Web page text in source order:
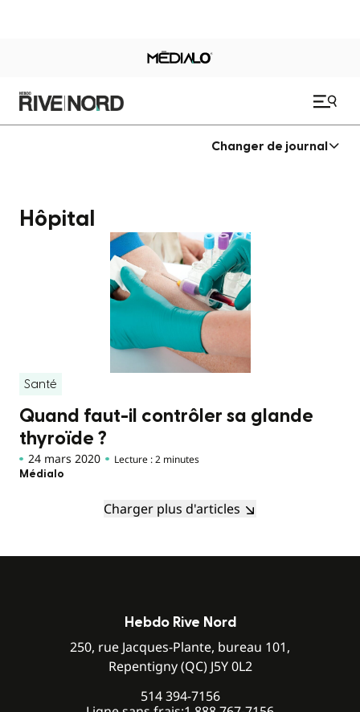
Changer de journal
Hôpital
Santé
Quand faut-il contrôler sa glande
thyroïde ?
24 mars 2020 Lecture : 2 minutes
Médialo
Charger plus d'articles
Hebdo Rive Nord
250, rue Jacques-Plante, bureau 101,
Repentigny (QC) J5Y 0L2
514 394-7156